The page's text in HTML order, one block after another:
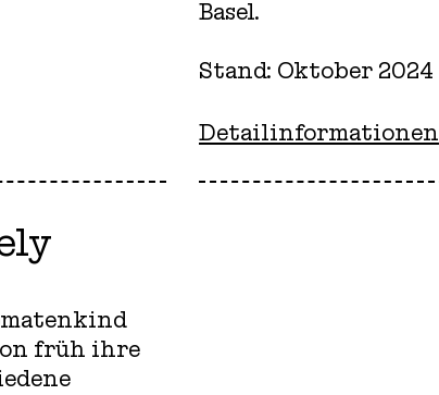
Basel.
Stand: Oktober 2024
Detailinformationen
früh ihre